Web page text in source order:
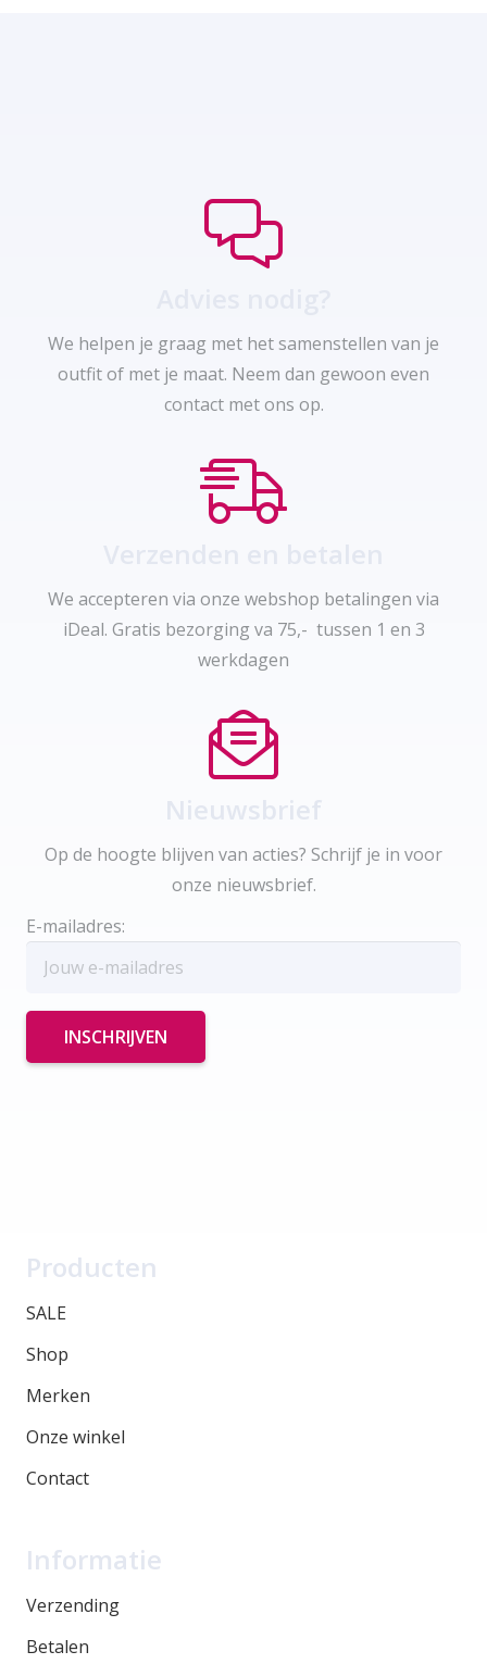
We helpen je graag met het samenstellen van je
outfit of met je maat. Neem dan gewoon even
contact met ons op.
We accepteren via onze webshop betalingen via
iDeal. Gratis bezorging va 75,- tussen 1 en 3
werkdagen
Op de hoogte blijven van acties? Schrijf je in voor
onze nieuwsbrief.
E-mailadres:
Producten
SALE
Shop
Merken
Onze winkel
Contact
Informatie
Verzending
Betalen